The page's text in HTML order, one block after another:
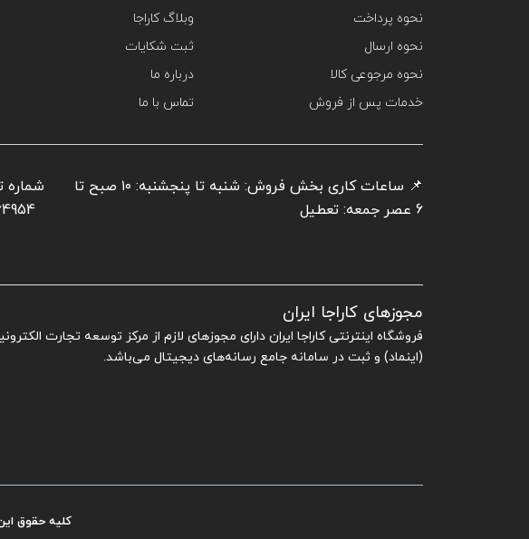
نحوه پرداخت
نحوه ارسال
نحوه مرجوعی کالا
خدمات پس از فروش
وبلاگ کاراجا
ثبت شکایات
درباره ما
تماس با ما
📌 ساعات کاری بخش فروش: شنبه تا پنجشنبه: ۱۰ صبح تا
6 عصر جمعه: تعطیل
شماره
مجوزهای کاراجا ایران
فروشگاه اینترنتی کاراجا ایران دارای مجوزهای لازم از مرکز توسعه تجارت
(اینماد) و ثبت در سامانه جامع رسانه‌های دیجیتال می‌باشد.
کلیه حقوق